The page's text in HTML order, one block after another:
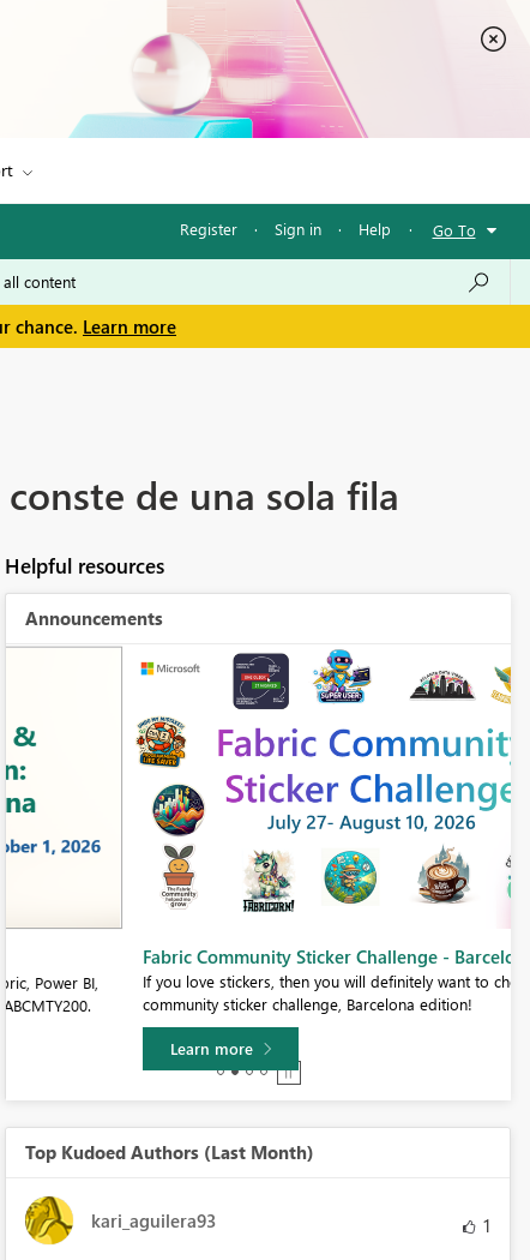
Register · Sign in · Help · Go To
chance. Learn more
de una sola fila
Helpful resources
Announcements
Fabric Community Sticker Challenge - Barcelona 2026
If you love stickers, then you will definitely want to check out our
community sticker challenge, Barcelona edition!
Top Kudoed Authors (Last Month)
kari_aguilera93 1